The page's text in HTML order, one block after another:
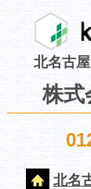
北名古
株式
北名